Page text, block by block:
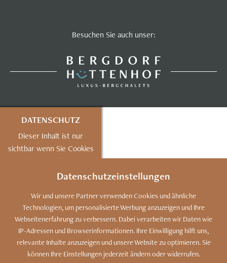
Datenschutzeinstellungen
Wir und unsere Partner verwenden Cookies und ähnliche
Technologien, um personalisierte Werbung anzuzeigen und Ihre
Webseitenerfahrung zu verbessern. Dabei verarbeiten wir Daten wie
IP-Adressen und Browserinformationen. Ihre Einwilligung hilft uns,
relevante Inhalte anzuzeigen und unsere Website zu optimieren. Sie
können Ihre Einstellungen jederzeit ändern oder widerrufen.
Besuchen Sie auch unser:
DATENSCHUTZ
Dieser Inhalt ist nur
sichtbar wenn Sie Cookies
von "mapbox"
akzeptieren.
AKZEPTIEREN
EINSTELLUNGEN